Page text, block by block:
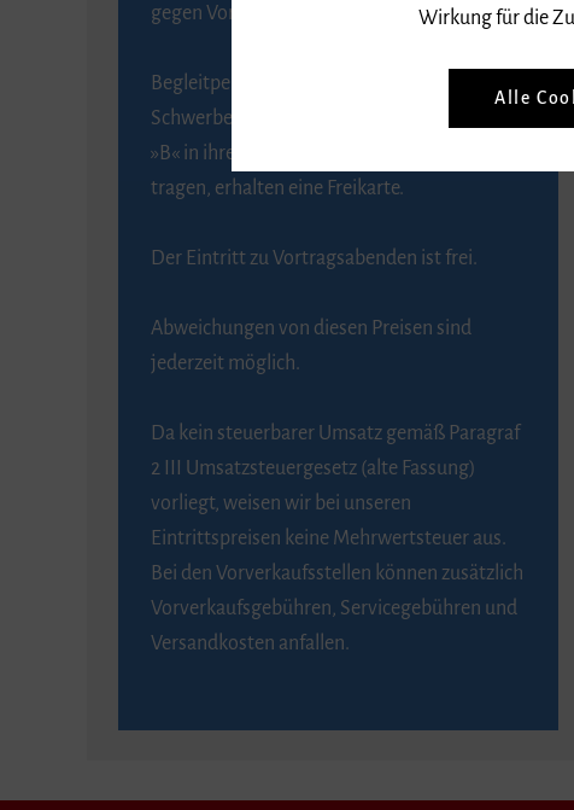
gegen Vorlage des Mitgliedsausweises.
Begleitpersonen von Menschen mit
Schwerbehinderung, die das Merkzeichen
»B« in ihrem Schwerbehindertenausweis
tragen, erhalten eine Freikarte.
Der Eintritt zu Vortragsabenden ist frei.
Abweichungen von diesen Preisen sind
jederzeit möglich.
Da kein steuerbarer Umsatz gemäß Paragraf
2 III Umsatzsteuergesetz (alte Fassung)
vorliegt, weisen wir bei unseren
Eintrittspreisen keine Mehrwertsteuer aus.
Bei den Vorverkaufsstellen können zusätzlich
Vorverkaufsgebühren, Servicegebühren und
Versandkosten anfallen.
Wirkung für die
Alle